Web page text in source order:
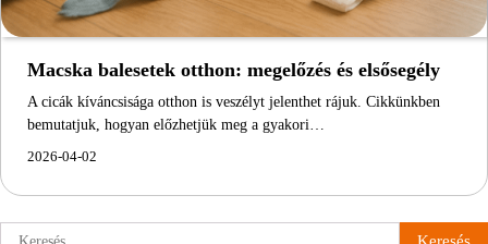
Macska balesetek otthon: megelőzés és elsősegély
A cicák kíváncsisága otthon is veszélyt jelenthet rájuk. Cikkünkben
bemutatjuk, hogyan előzhetjük meg a gyakori…
2026-04-02
Keresés: